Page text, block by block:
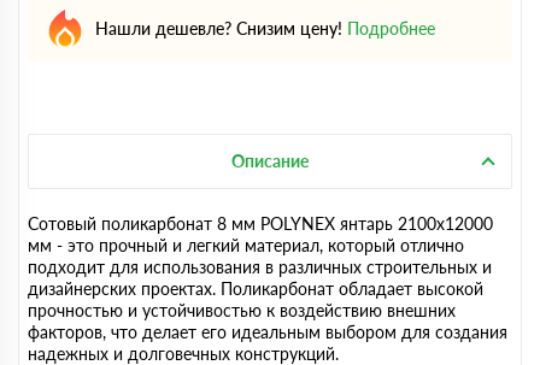
Нашли дешевле? Снизим цену! Подробнее
Описание
Сотовый поликарбонат 8 мм POLYNEX янтарь 2100х12000
мм - это прочный и легкий материал, который отлично
подходит для использования в различных строительных и
дизайнерских проектах. Поликарбонат обладает высокой
прочностью и устойчивостью к воздействию внешних
факторов, что делает его идеальным выбором для создания
надежных и долговечных конструкций.